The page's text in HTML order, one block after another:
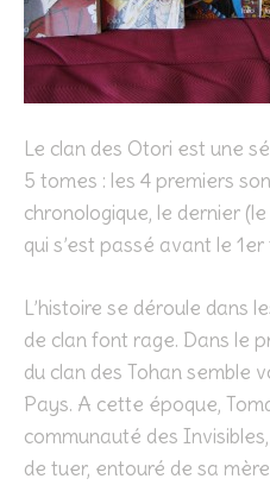
Le clan des Otori est une
5 tomes : les 4 premiers
chronologique, le dernier
qui s’est passé avant le
L’histoire se déroule dans
de clan font rage. Dans le
du clan des Tohan semble
Pays. A cette époque,
communauté des
de tuer, entouré de sa